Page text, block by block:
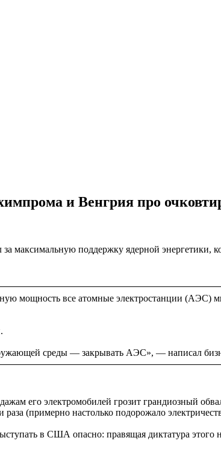
и Венгрия про
максимальную поддержку ядерной энергетики,
мощность все атомные электростанции (АЭС)
среды — закрывать АЭС», — написал
его электромобилей грозит грандиозный
(примерно настолько подорожало
в США опасно: правящая диктатура